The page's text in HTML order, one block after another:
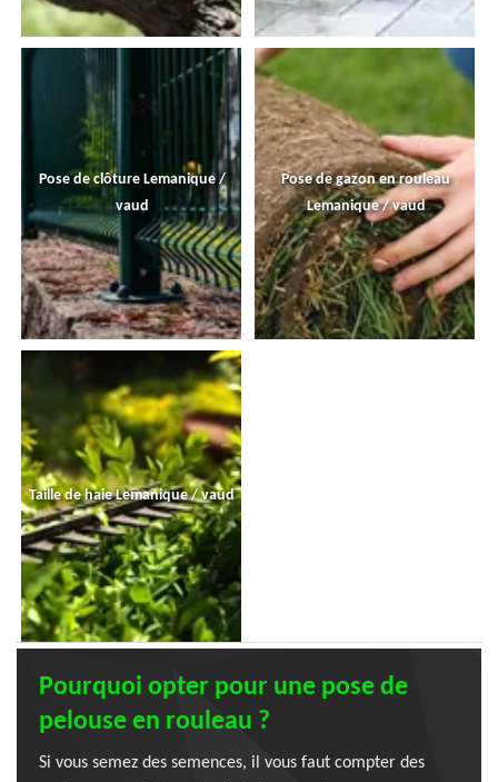
Pose de clôture Lemanique /
vaud
Pose de gazon en rouleau
Lemanique / vaud
Taille de haie Lemanique / vaud
Pourquoi opter pour une pose de
pelouse en rouleau ?
Si vous semez des semences, il vous faut compter des